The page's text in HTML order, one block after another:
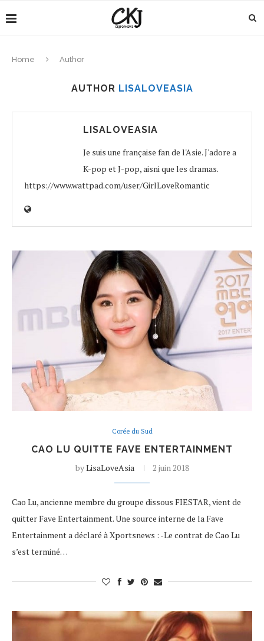
Home Author
AUTHOR LISALOVEASIA
LISALOVEASIA
Je suis une française fan de l'Asie. J'adore a
K-pop et J-pop, aisni que les dramas.
https://www.wattpad.com/user/GirlLoveRomantic
Corée du Sud
CAO LU QUITTE FAVE ENTERTAINMENT
byLisaLoveAsia 2 juin 2018
Cao Lu, ancienne membre du groupe dissous FIESTAR, vient de
quitter Fave Entertainment. Une source interne de la Fave
Entertainment a déclaré à Xportsnews : -Le contrat de Cao Lu
s’est terminé…